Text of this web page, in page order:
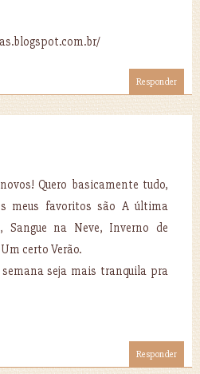
Responder
Quero basicamente tudo,
meus favoritos são A última
na Neve, Inverno de
certo Verão.
seja mais tranquila pra
Responder